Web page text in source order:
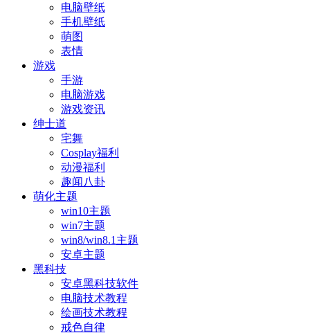
电脑壁纸
手机壁纸
萌图
表情
游戏
手游
电脑游戏
游戏资讯
绅士道
宅舞
Cosplay福利
动漫福利
趣闻八卦
萌化主题
win10主题
win7主题
win8/win8.1主题
安卓主题
黑科技
安卓黑科技软件
电脑技术教程
绘画技术教程
戒色自律